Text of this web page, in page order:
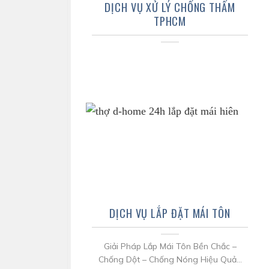
DỊCH VỤ XỬ LÝ CHỐNG THẤM
TPHCM
DỊCH VỤ LẮP ĐẶT MÁI TÔN
Giải Pháp Lắp Mái Tôn Bền Chắc –
Chống Dột – Chống Nóng Hiệu Quả...